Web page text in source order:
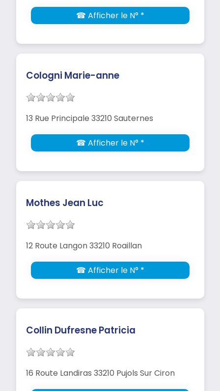
☎ Afficher le N° *
Cologni Marie-anne
13 Rue Principale 33210 Sauternes
☎ Afficher le N° *
Mothes Jean Luc
12 Route Langon 33210 Roaillan
☎ Afficher le N° *
Collin Dufresne Patricia
16 Route Landiras 33210 Pujols Sur Ciron